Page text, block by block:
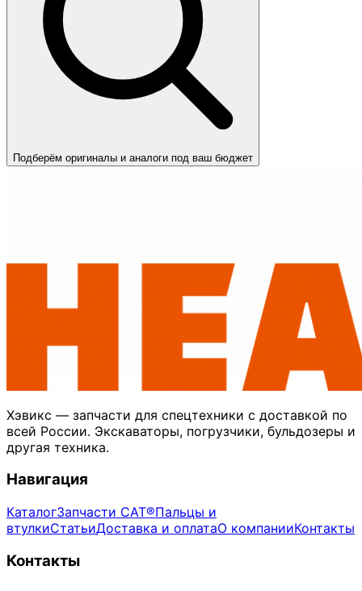
Подберём оригиналы и аналоги под ваш бюджет
Хэвикс — запчасти для спецтехники с доставкой по
всей России. Экскаваторы, погрузчики, бульдозеры и
другая техника.
Навигация
КаталогЗапчасти CAT®Пальцы и
втулкиСтатьиДоставка и оплатаО компанииКонтакты
Контакты